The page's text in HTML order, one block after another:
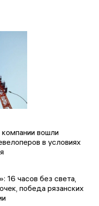
вошли
в условиях
16 часов без света,
победа рязанских